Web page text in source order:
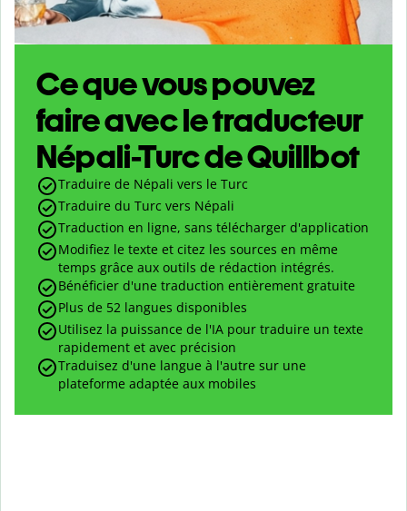
Ce que vous pouvez
faire avec le traducteur
Népali-Turc de Quillbot
Traduire de Népali vers le Turc
Traduire du Turc vers Népali
Traduction en ligne, sans télécharger d'application
Modifiez le texte et citez les sources en même
temps grâce aux outils de rédaction intégrés.
Bénéficier d'une traduction entièrement gratuite
Plus de 52 langues disponibles
Utilisez la puissance de l'IA pour traduire un texte
rapidement et avec précision
Traduisez d'une langue à l'autre sur une
plateforme adaptée aux mobiles